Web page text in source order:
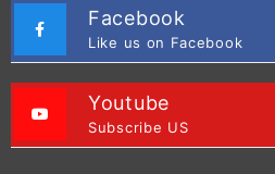
Facebook
Like us on Facebook
Youtube
Subscribe US